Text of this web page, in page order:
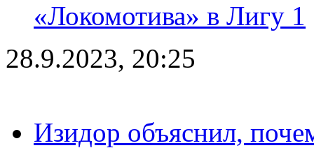
«Локомотива» в Лигу 1
28.9.2023, 20:25
Изидор объяснил,